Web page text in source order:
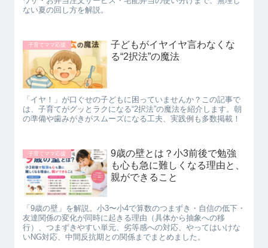
ない夏の回し方を解説。
子育てママ応援
子どもがイヤイヤ言わなくな
る“2択法”の魔法
「イヤ！」が口ぐせの子どもに困っていませんか？この記事で
は、子育てがグッとラクになる“2択法”の魔法を紹介します。朝
の準備や歯みがきがスムーズになる工夫、実践例も多数掲載！
子育てママ応援
9歳の壁とは？小3前後で勉強
も心も急に難しくなる理由と、
親ができること
「9歳の壁」を解説。小3〜小4で算数のつまずき・自信の低下・
友達関係の変化が同時に起きる理由（具体から抽象への移
行）、つまずきやすい単元、劣等感への対応、やってはいけな
いNG対応、中間反抗期との関係までまとめました。